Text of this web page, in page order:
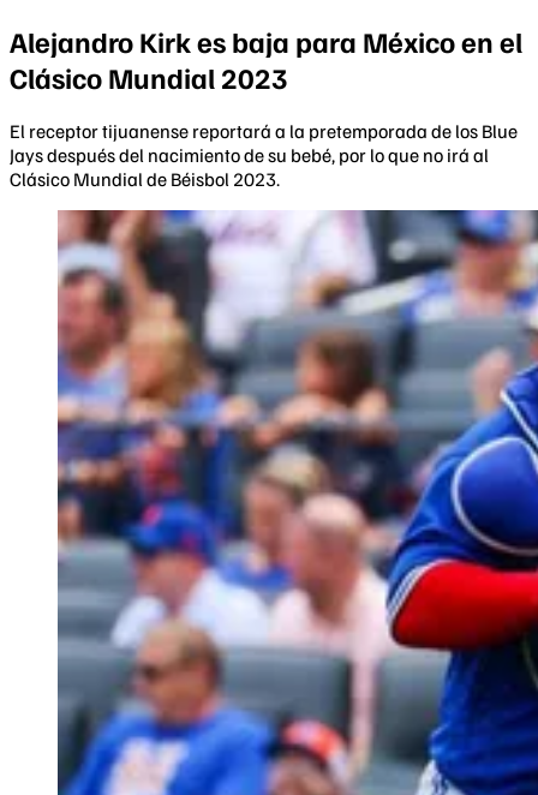
Alejandro Kirk es baja para México en el
Clásico Mundial 2023
El receptor tijuanense reportará a la pretemporada de los Blue
Jays después del nacimiento de su bebé, por lo que no irá al
Clásico Mundial de Béisbol 2023.